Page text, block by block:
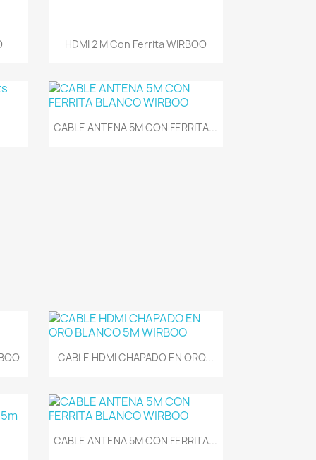
Vista rápida
HDMI 2 M Con Ferrita WIRBOO
Vista rápida
CABLE ANTENA 5M CON FERRITA...
Vista rápida
CABLE HDMI CHAPADO EN ORO...
Vista rápida
CABLE ANTENA 5M CON FERRITA...